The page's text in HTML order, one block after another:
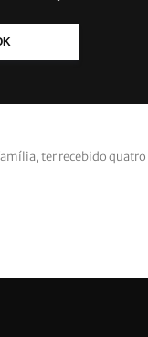
doses
ter recebido quatro